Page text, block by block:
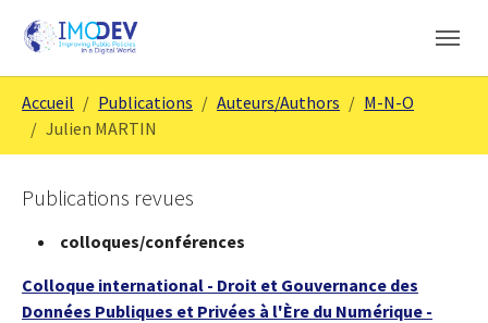
Accueil Publications Auteurs/Authors
M-N-O
Julien MARTIN
Publications revues
colloques/conférences
Colloque international - Droit et Gouvernance des
Données Publiques et Privées à l'Ère du Numérique -